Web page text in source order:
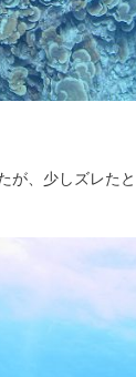
が、少しズレた